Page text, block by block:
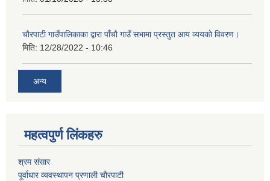
चाैरपाटी गाउँपालिकाका द्वारा पाँचाै गाउँ सभामा प्रस्तुत आय व्ययकाे विवरण।
मिति: 12/28/2022 - 10:46
अन्य
महत्वपुर्ण लि‌ंकहरु
श्रम संसार
पूर्वाधार व्यवस्थापन प्रणाली चाैरपाटी